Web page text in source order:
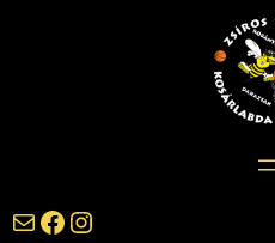
darazsak@darazsak.hu @kobanyaidarazsak @darazsak